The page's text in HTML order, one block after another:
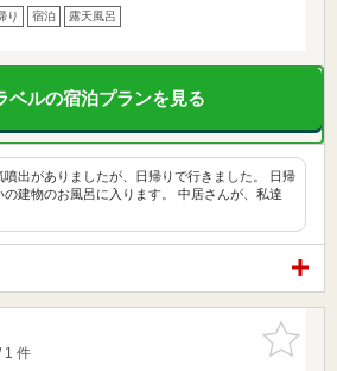
り 宿泊 露天風呂
ベルの宿泊プランを見る
噴出がありましたが、日帰りで行きました。 日帰
の建物のお風呂に入ります。 中居さんが、私達
お気に入
りに追加
件